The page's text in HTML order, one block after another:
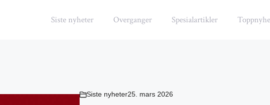
Siste nyheter Overganger Spesialartikler
Siste nyheter25. mars 2026